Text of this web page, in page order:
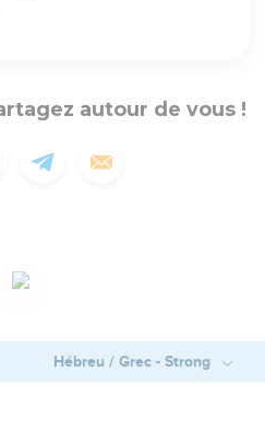
autour de vous !
Hébreu / Grec - Strong